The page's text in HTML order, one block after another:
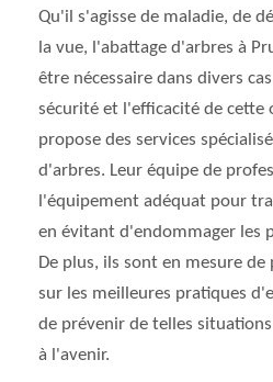
Qu'il s'agisse de maladie, de
la vue, l'abattage d'arbres à
être nécessaire dans divers
sécurité et l'efficacité de cette
propose des services
d'arbres. Leur équipe de
l'équipement adéquat pour
en évitant d'endommager les
De plus, ils sont en mesure
sur les meilleures pratiques
de prévenir de telles
à l'avenir.